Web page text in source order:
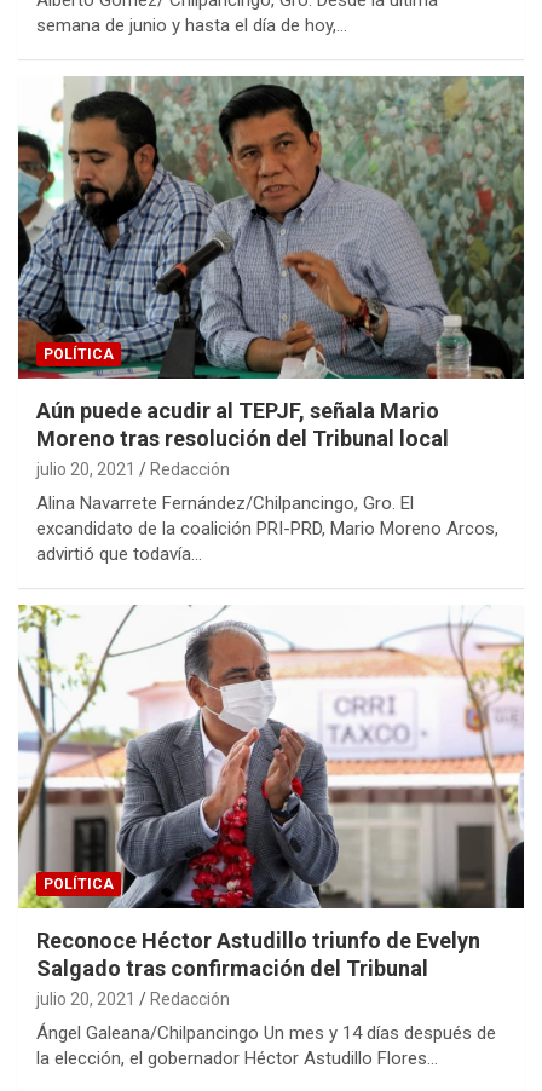
semana de junio y hasta el día de hoy,…
POLÍTICA
Aún puede acudir al TEPJF, señala Mario
Moreno tras resolución del Tribunal local
julio 20, 2021 Redacción
Alina Navarrete Fernández/Chilpancingo, Gro. El
excandidato de la coalición PRI-PRD, Mario Moreno Arcos,
advirtió que todavía…
POLÍTICA
Reconoce Héctor Astudillo triunfo de Evelyn
Salgado tras confirmación del Tribunal
julio 20, 2021 Redacción
Ángel Galeana/Chilpancingo Un mes y 14 días después de
la elección, el gobernador Héctor Astudillo Flores…